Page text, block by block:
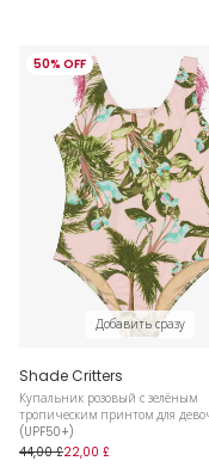
50% OFF
Добавить сразу
Shade Critters
Купальник розовый с зелёным
тропическим принтом для
(UPF50+)
44,00 £22,00 £